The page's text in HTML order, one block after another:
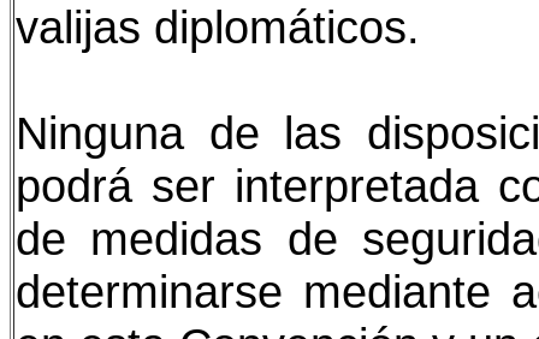
valijas diplomáticos.
Ninguna de las
podrá ser interpretada
de medidas de
determinarse mediante